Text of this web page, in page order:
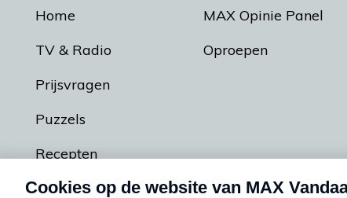
Home
TV & Radio
Prijsvragen
Puzzels
Recepten
Podcasts
MAX Opinie Panel
Oproepen